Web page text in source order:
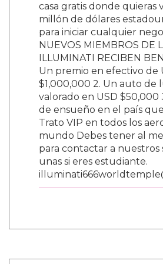
casa gratis donde quieras
millón de dólares
para iniciar cualquier
NUEVOS MIEMBROS DE
ILLUMINATI RECIBEN
Un premio en efectivo de
$1,000,000 2. Un auto de
valorado en USD $50,000
de ensueño en el país que
Trato VIP en todos los
mundo Debes tener al
para contactar a nuestros
unas si eres estudiante.